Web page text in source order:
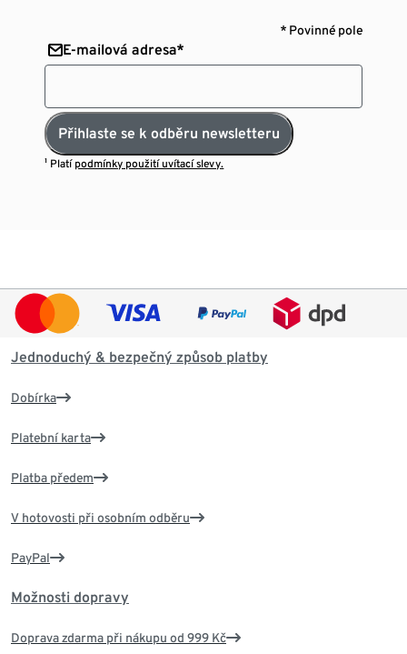
* Povinné pole
E-mailová adresa*
Přihlaste se k odběru newsletteru
¹ Platí podmínky použití uvítací slevy.
Jednoduchý & bezpečný způsob platby
Dobírka
Platební karta
Platba předem
V hotovosti při osobním odběru
PayPal
Možnosti dopravy
Doprava zdarma při nákupu od 999 Kč